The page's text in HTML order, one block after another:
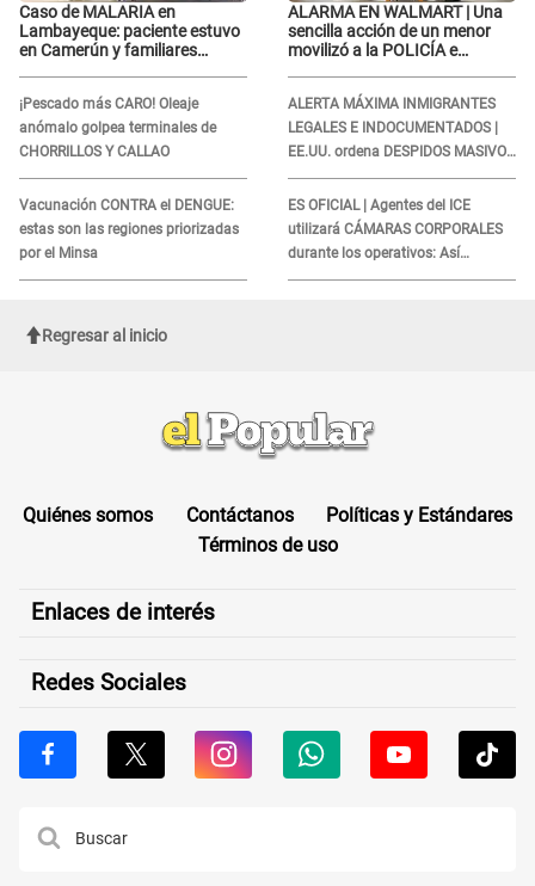
Caso de MALARIA en
Lambayeque: paciente estuvo
en Camerún y familiares
¡Pescado más CARO! Oleaje
anómalo golpea terminales de
CHORRILLOS Y CALLAO
Vacunación CONTRA el DENGUE:
estas son las regiones priorizadas
por el Minsa
ALARMA EN WALMART | Una
sencilla acción de un menor
movilizó a la POLICÍA e
ALERTA MÁXIMA INMIGRANTES
LEGALES E INDOCUMENTADOS |
EE.UU. ordena DESPIDOS MASIVOS
y DEPORTACIONES a estos
extranjeros
ES OFICIAL | Agentes del ICE
utilizará CÁMARAS CORPORALES
durante los operativos: Así
afectará a inmigrantes
Regresar al inicio
Quiénes somos Contáctanos
Políticas y Estándares
Términos de uso
Enlaces de interés
Redes Sociales